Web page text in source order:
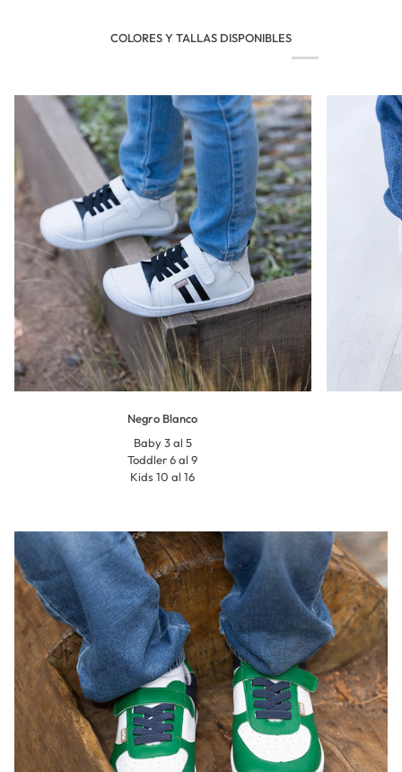
COLORES Y TALLAS DISPONIBLES
Negro Blanco
Baby 3 al 5
Toddler 6 al 9
Kids 10 al 16